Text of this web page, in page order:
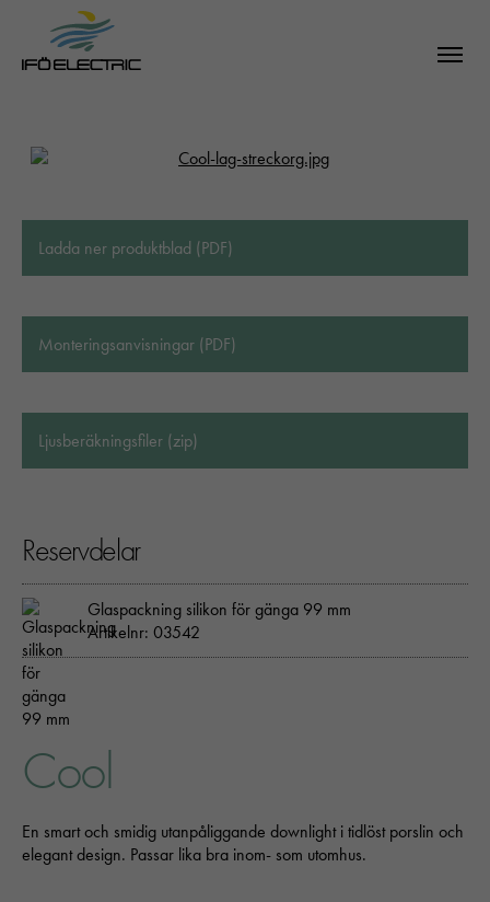
Ladda ner produktblad (PDF)
Monteringsanvisningar (PDF)
Ljusberäkningsfiler (zip)
Reservdelar
Glaspackning silikon för gänga 99 mm
Artikelnr: 03542
Cool
En smart och smidig utanpåliggande downlight i tidlöst porslin och
elegant design. Passar lika bra inom- som utomhus.